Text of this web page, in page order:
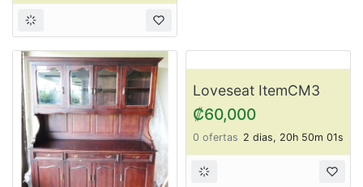
2 Lámparas de mesa
ItemCM21
₡20,000
0 ofertas 2 dias, 21h 20m 01s
Silla de plástico
ItemCM13
₡5,000
0 ofertas 2 dias, 21h 10m 01s